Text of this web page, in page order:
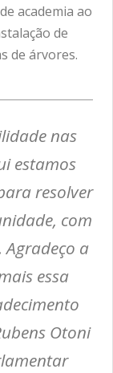
academia ao
de
de árvores.
nas
estamos
resolver
com
a
essa
Otoni